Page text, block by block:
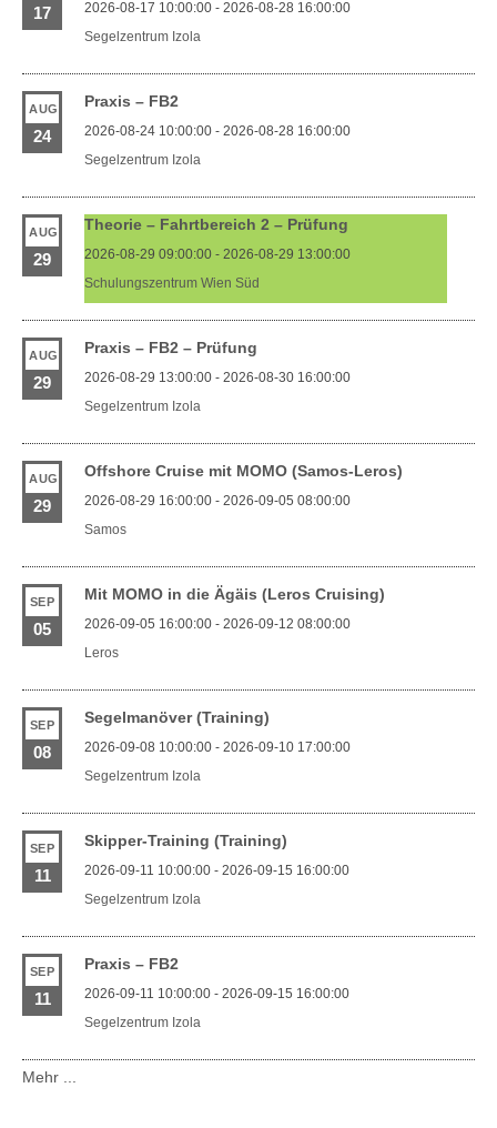
17
2026-08-17 10:00:00 - 2026-08-28 16:00:00
Segelzentrum Izola
AUG
24
Praxis – FB2
2026-08-24 10:00:00 - 2026-08-28 16:00:00
Segelzentrum Izola
AUG
29
Theorie – Fahrtbereich 2 – Prüfung
2026-08-29 09:00:00 - 2026-08-29 13:00:00
Schulungszentrum Wien Süd
AUG
29
Praxis – FB2 – Prüfung
2026-08-29 13:00:00 - 2026-08-30 16:00:00
Segelzentrum Izola
AUG
29
Offshore Cruise mit MOMO (Samos-Leros)
2026-08-29 16:00:00 - 2026-09-05 08:00:00
Samos
SEP
05
Mit MOMO in die Ägäis (Leros Cruising)
2026-09-05 16:00:00 - 2026-09-12 08:00:00
Leros
SEP
08
Segelmanöver (Training)
2026-09-08 10:00:00 - 2026-09-10 17:00:00
Segelzentrum Izola
SEP
11
Skipper-Training (Training)
2026-09-11 10:00:00 - 2026-09-15 16:00:00
Segelzentrum Izola
SEP
11
Praxis – FB2
2026-09-11 10:00:00 - 2026-09-15 16:00:00
Segelzentrum Izola
Mehr ...